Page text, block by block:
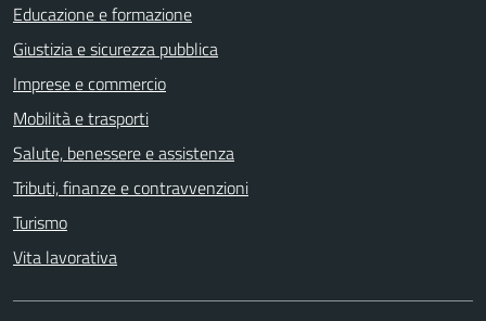
Educazione e formazione
Giustizia e sicurezza pubblica
Imprese e commercio
Mobilità e trasporti
Salute, benessere e assistenza
Tributi, finanze e contravvenzioni
Turismo
Vita lavorativa